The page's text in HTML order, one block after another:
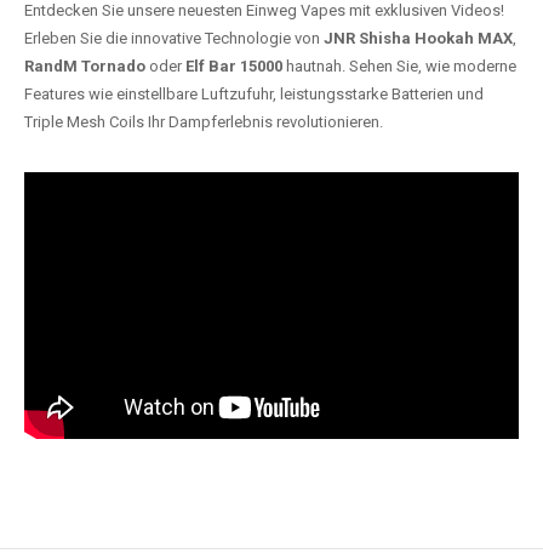
Entdecken Sie unsere neuesten Einweg Vapes mit exklusiven Videos!
Erleben Sie die innovative Technologie von JNR Shisha Hookah MAX,
RandM Tornado oder Elf Bar 15000 hautnah. Sehen Sie, wie moderne
Features wie einstellbare Luftzufuhr, leistungsstarke Batterien und
Triple Mesh Coils Ihr Dampferlebnis revolutionieren.